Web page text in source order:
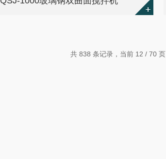
共 838 条记录，当前 12 / 70 页